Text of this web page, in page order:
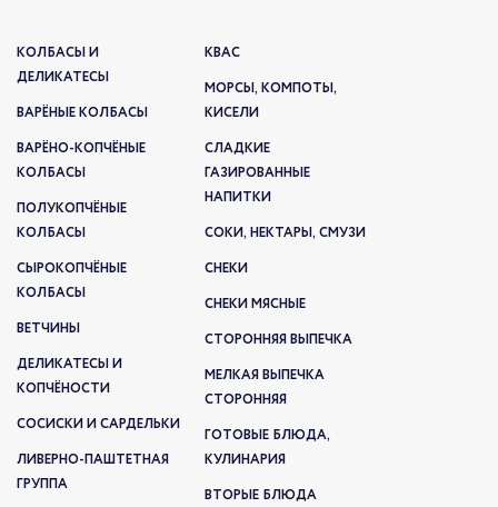
КОЛБАСЫ И
ДЕЛИКАТЕСЫ
ВАРЁНЫЕ КОЛБАСЫ
ВАРЁНО-КОПЧЁНЫЕ
КОЛБАСЫ
ПОЛУКОПЧЁНЫЕ
КОЛБАСЫ
СЫРОКОПЧЁНЫЕ
КОЛБАСЫ
ВЕТЧИНЫ
ДЕЛИКАТЕСЫ И
КОПЧЁНОСТИ
СОСИСКИ И САРДЕЛЬКИ
ЛИВЕРНО-ПАШТЕТНАЯ
ГРУППА
КВАС
МОРСЫ, КОМПОТЫ,
КИСЕЛИ
СЛАДКИЕ
ГАЗИРОВАННЫЕ
НАПИТКИ
СОКИ, НЕКТАРЫ, СМУЗИ
СНЕКИ
СНЕКИ МЯСНЫЕ
СТОРОННЯЯ ВЫПЕЧКА
МЕЛКАЯ ВЫПЕЧКА
СТОРОННЯЯ
ГОТОВЫЕ БЛЮДА,
КУЛИНАРИЯ
ВТОРЫЕ БЛЮДА